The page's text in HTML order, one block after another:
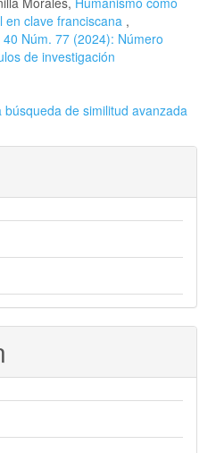
clave franciscana ,
Núm. 77 (2024): Número
de investigación
búsqueda de similitud avanzada